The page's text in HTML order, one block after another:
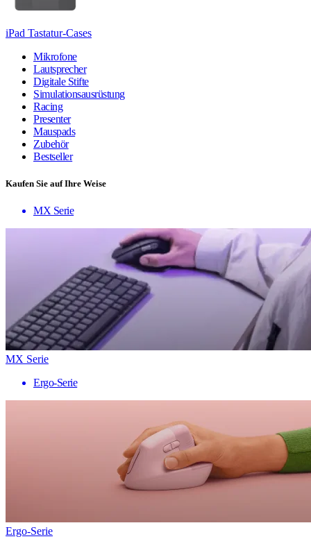
iPad Tastatur-Cases
Mikrofone
Lautsprecher
Digitale Stifte
Simulationsausrüstung
Racing
Presenter
Mauspads
Zubehör
Bestseller
Kaufen Sie auf Ihre Weise
MX Serie
MX Serie
Ergo-Serie
Ergo-Serie